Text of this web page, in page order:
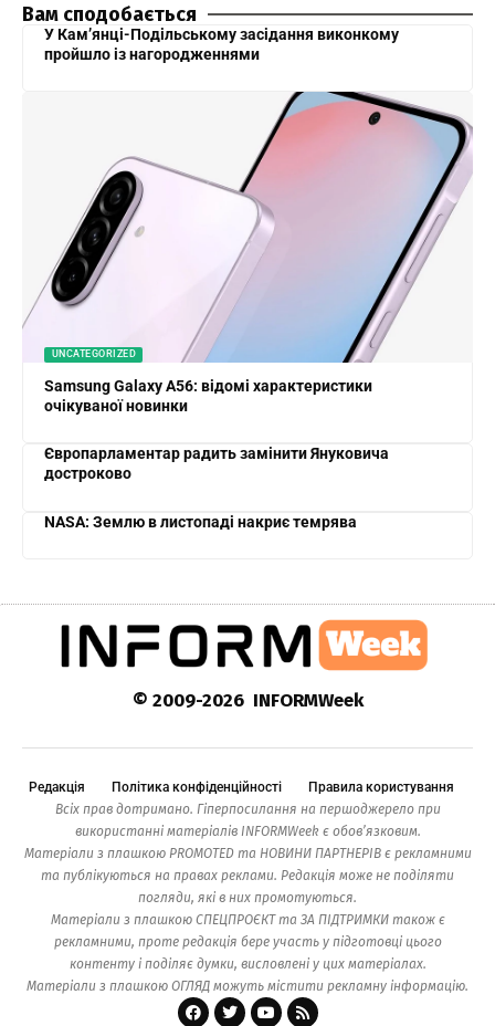
Вам сподобається
У Кам’янці-Подільському засідання виконкому
пройшло із нагородженнями
UNCATEGORIZED
Samsung Galaxy A56: відомі характеристики
очікуваної новинки
Європарламентар радить замінити Януковича
достроково
NASA: Землю в листопаді накриє темрява
© 2009-2026 INFORMWeek
Редакція Політика конфіденційності
Правила користування
Всіх прав дотримано. Гіперпосилання на першоджерело при
використанні матеріалів INFORMWeek є обов’язковим.
Матеріали з плашкою PROMOTED та НОВИНИ ПАРТНЕРІВ є рекламними
та публікуються на правах реклами. Редакція може не поділяти
погляди, які в них промотуються.
Матеріали з плашкою СПЕЦПРОЄКТ та ЗА ПІДТРИМКИ також є
рекламними, проте редакція бере участь у підготовці цього
контенту і поділяє думки, висловлені у цих матеріалах.
Матеріали з плашкою ОГЛЯД можуть містити рекламну інформацію.